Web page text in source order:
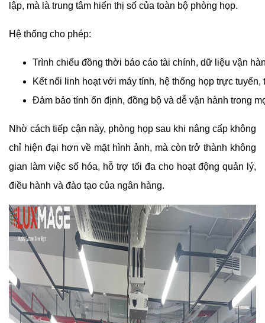
lập, mà là trung tâm hiển thị số của toàn bộ phòng họp.
Hệ thống cho phép:
Trình chiếu đồng thời báo cáo tài chính, dữ liệu vận
Kết nối linh hoạt với máy tính, hệ thống họp trực
Đảm bảo tính ổn định, đồng bộ và dễ vận hành trong
Nhờ cách tiếp cận này, phòng họp sau khi nâng cấp không
chỉ hiện đại hơn về mặt hình ảnh, mà còn trở thành không
gian làm việc số hóa, hỗ trợ tối đa cho hoạt động quản lý,
điều hành và đào tạo của ngân hàng.